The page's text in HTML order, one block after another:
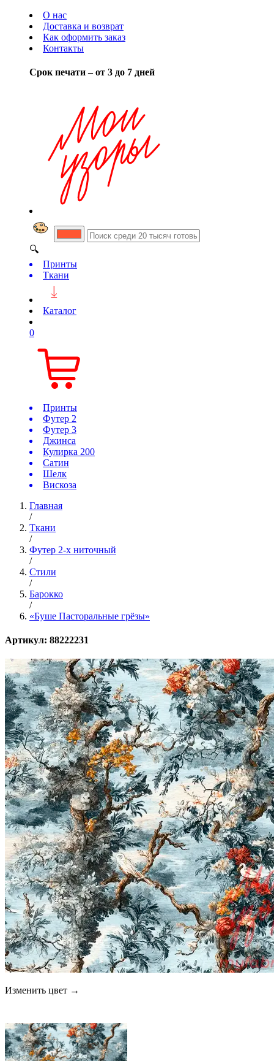
О нас
Доставка и возврат
Как оформить заказ
Контакты
Срок печати – от 3 до 7 дней
🔍
Принты
Ткани
Каталог
0
Принты
Футер 2
Футер 3
Джинса
Кулирка 200
Сатин
Шелк
Вискоза
Главная
/
Ткани
/
Футер 2-х ниточный
/
Стили
/
Барокко
/
«Буше Пасторальные грёзы»
Артикул: 88222231
Изменить цвет →